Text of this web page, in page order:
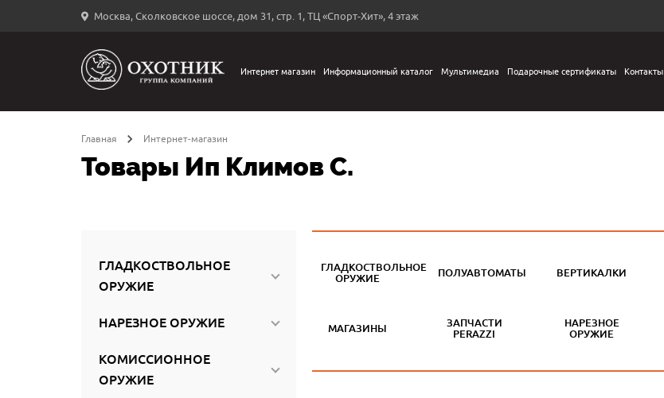
Москва, Сколковское шоссе, дом 31, стр. 1, ТЦ «Спорт-Хит», 4 этаж
←
Интернет магазин Информационный каталог Мультимедиа Подарочные сертификаты Контакты
Главная Интернет-магазин
Товары Ип Климов С.
ГЛАДКОСТВОЛЬНОЕ
ОРУЖИЕ
НАРЕЗНОЕ ОРУЖИЕ
КОМИССИОННОЕ
ОРУЖИЕ
ГЛАДКОСТВОЛЬНОЕ
ОРУЖИЕ
ПОЛУАВТОМАТЫ ВЕРТИКАЛКИ
МАГАЗИНЫ
ЗАПЧАСТИ
PERAZZI
НАРЕЗНОЕ
ОРУЖИЕ